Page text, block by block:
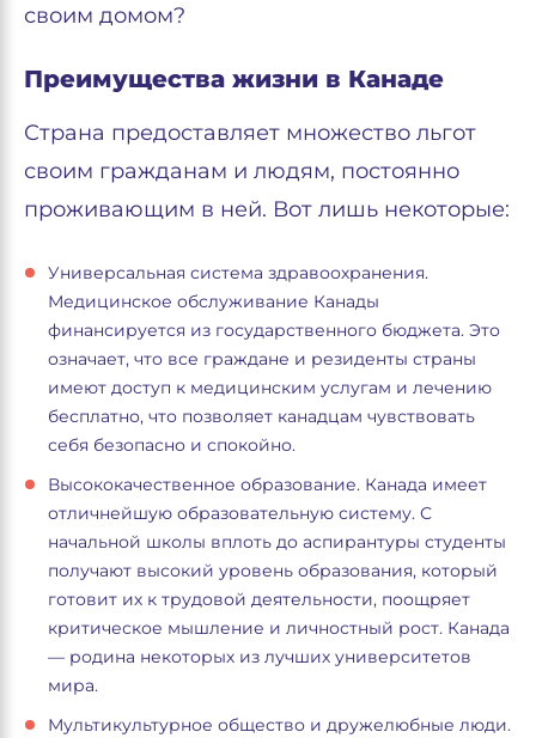
своим домом?
Преимущества жизни в Канаде
Страна предоставляет множество льгот
своим гражданам и людям, постоянно
проживающим в ней. Вот лишь некоторые:
Универсальная система здравоохранения.
Медицинское обслуживание Канады
финансируется из государственного бюджета. Это
означает, что все граждане и резиденты страны
имеют доступ к медицинским услугам и лечению
бесплатно, что позволяет канадцам чувствовать
себя безопасно и спокойно.
Высококачественное образование. Канада имеет
отличнейшую образовательную систему. С
начальной школы вплоть до аспирантуры студенты
получают высокий уровень образования, который
готовит их к трудовой деятельности, поощряет
критическое мышление и личностный рост. Канада
— родина некоторых из лучших университетов
мира.
Мультикультурное общество и дружелюбные люди.